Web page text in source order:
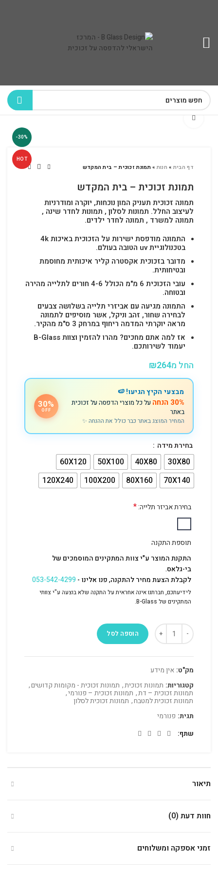
-30%
HOT
לחץ להגדלה
דף הבית» חנות»תמונת זכוכית – בית המקדש
תמונת זכוכית – בית המקדש
תמונה זכוכית תעניק המון נוכחות, יוקרה ומודרניות
לעיצוב החלל. תמונות לסלון , תמונות לחדר שינה ,
תמונה למשרד , תמונה לחדר ילדים.
התמונה מודפסת ישירות על הזכוכית באיכות 4k
בטכנולוגיית uv הטובה בעולם.
מדובר בזכוכית אקסטרה קליר איכותית מחוסמת
ובטיחותית.
עובי הזכוכית 6 מ"מ הכולל 4-6 חורים לתלייה מהירה
ובטוחה.
התמונה מגיעה עם אביזרי תלייה בשלושה צבעים
לבחירה שחור, זהב וניקל, אשר מוסיפים לתמונה
מראה יוקרתי המדמה ריחוף במרחק 3 ס"מ מהקיר.
אז למה אתם מחכים? מהרו להזמין וצוות B-Glass
יעמוד לשירותכם.
החל מ ₪264
מבצעי הקיץ הגיעו! 🍉
30% הנחה
על כל מוצרי הדפסה על זכוכית
באתר
המחיר המוצג באתר כבר כולל את ההנחה ✨
30%
OFF
בחירת מידה
30X80
40X80
50X100
60X120
70X140
80X160
100X200
120X240
בחירת אביזר תלייה:*
תוספת התקנה
התקנת המוצר ע"י צוות המתקינים המוסמכים של
בי-גלאס.
לקבלת הצעת מחיר להתקנה, פנו אלינו -053-542-4299
לידיעתכם, חברתנו אינה אחראית על התקנה שלא בוצעה ע"י צוותי
המתקינים של B-Glass.
הוספה לסל
מק"ט: אין מידע
קטגוריות: תמונות זכוכית, תמונות זכוכית - מקומות קדושים,
תמונות זכוכית – דת, תמונות זכוכית – פנורמי,
תמונות זכוכית למטבח, תמונות זכוכית לסלון
תגית: פנורמי
שתף
תיאור
חוות דעת (0)
זמני אספקה ומשלוחים